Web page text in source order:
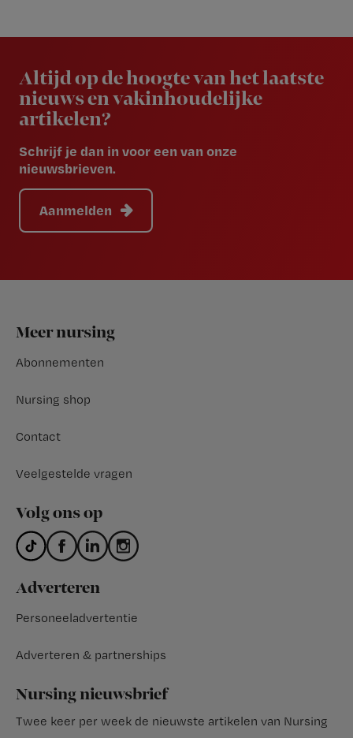
Altijd op de hoogte van het laatste
nieuws en vakinhoudelijke
artikelen?
Schrijf je dan in voor een van onze
nieuwsbrieven.
Aanmelden
Footer
Meer nursing
Abonnementen
Nursing shop
Contact
Veelgestelde vragen
Volg ons op
Adverteren
Personeeladvertentie
Adverteren & partnerships
Nursing nieuwsbrief
Twee keer per week de nieuwste artikelen van Nursing